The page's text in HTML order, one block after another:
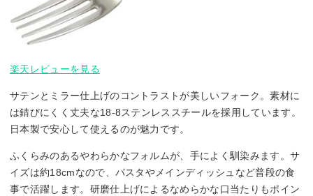
楽天レビューを見る
サテンとミラー仕上げのコントラストが美しいフォーク。素材に
は錆びにくく丈夫な18-8ステンレススチールを採用しています。
日本製で安心して使えるのが魅力です。
ふくらみのあるやわらかなフォルムが、手によく馴染みます。サ
イズは約18cmなので、パスタやメインディッシュなど普段の食
事で活躍します。研磨仕上げによるなめらかな口当たりもポイン